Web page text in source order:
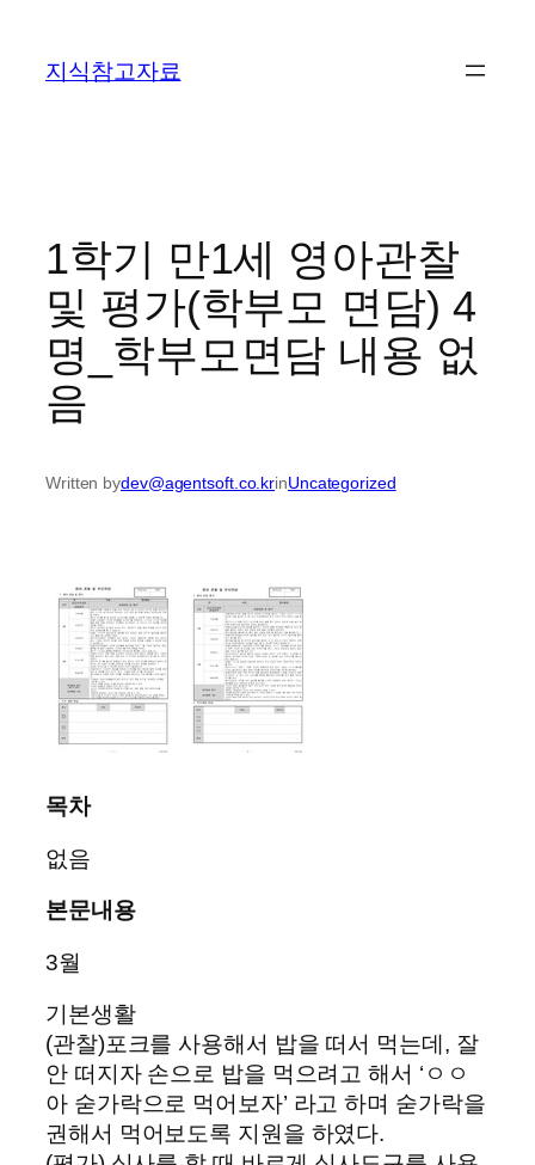
지식참고자료
1학기 만1세 영아관찰
및 평가(학부모 면담) 4
명_학부모면담 내용 없
음
Written bydev@agentsoft.co.krinUncategorized
목차
없음
본문내용
3월
기본생활
(관찰)포크를 사용해서 밥을 떠서 먹는데, 잘
안 떠지자 손으로 밥을 먹으려고 해서 ‘ㅇㅇ
아 숟가락으로 먹어보자’ 라고 하며 숟가락을
권해서 먹어보도록 지원을 하였다.